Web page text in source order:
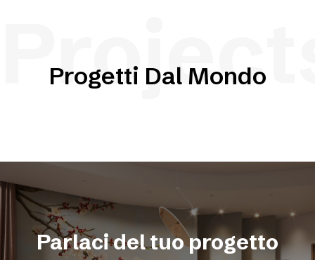
Progetti Dal Mondo
Parlaci del tuo progetto